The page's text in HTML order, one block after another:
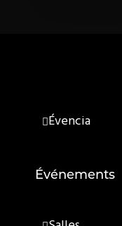
Évencia
Événements